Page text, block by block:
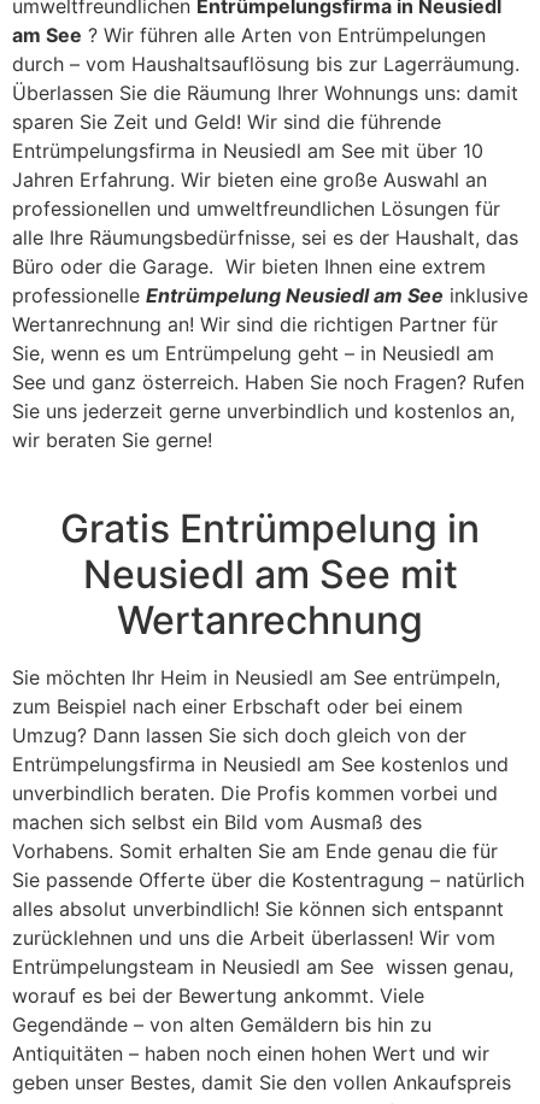
umweltfreundlichen Entrümpelungsfirma in Neusiedl
am See ? Wir führen alle Arten von Entrümpelungen
durch – vom Haushaltsauflösung bis zur Lagerräumung.
Überlassen Sie die Räumung Ihrer Wohnungs uns: damit
sparen Sie Zeit und Geld! Wir sind die führende
Entrümpelungsfirma in Neusiedl am See mit über 10
Jahren Erfahrung. Wir bieten eine große Auswahl an
professionellen und umweltfreundlichen Lösungen für
alle Ihre Räumungsbedürfnisse, sei es der Haushalt, das
Büro oder die Garage. Wir bieten Ihnen eine extrem
professionelle Entrümpelung Neusiedl am See inklusive
Wertanrechnung an! Wir sind die richtigen Partner für
Sie, wenn es um Entrümpelung geht – in Neusiedl am
See und ganz österreich. Haben Sie noch Fragen? Rufen
Sie uns jederzeit gerne unverbindlich und kostenlos an,
wir beraten Sie gerne!
Gratis Entrümpelung in
Neusiedl am See mit
Wertanrechnung
Sie möchten Ihr Heim in Neusiedl am See entrümpeln,
zum Beispiel nach einer Erbschaft oder bei einem
Umzug? Dann lassen Sie sich doch gleich von der
Entrümpelungsfirma in Neusiedl am See kostenlos und
unverbindlich beraten. Die Profis kommen vorbei und
machen sich selbst ein Bild vom Ausmaß des
Vorhabens. Somit erhalten Sie am Ende genau die für
Sie passende Offerte über die Kostentragung – natürlich
alles absolut unverbindlich! Sie können sich entspannt
zurücklehnen und uns die Arbeit überlassen! Wir vom
Entrümpelungsteam in Neusiedl am See wissen genau,
worauf es bei der Bewertung ankommt. Viele
Gegendände – von alten Gemäldern bis hin zu
Antiquitäten – haben noch einen hohen Wert und wir
geben unser Bestes, damit Sie den vollen Ankaufspreis